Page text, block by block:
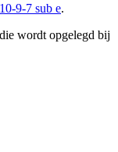
10-9-7 sub e.
wordt opgelegd bij